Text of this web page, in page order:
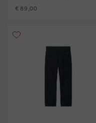
€ 89,00